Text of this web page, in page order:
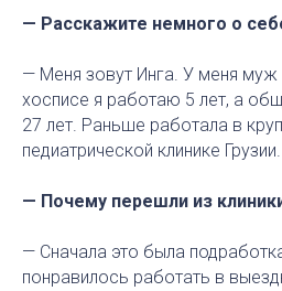
— Расскажите немного о
— Меня зовут Инга. У меня
хосписе я работаю 5 лет, а
27 лет. Раньше работала в
педиатрической клинике Грузии.
— Почему перешли из
— Сначала это была
понравилось работать в